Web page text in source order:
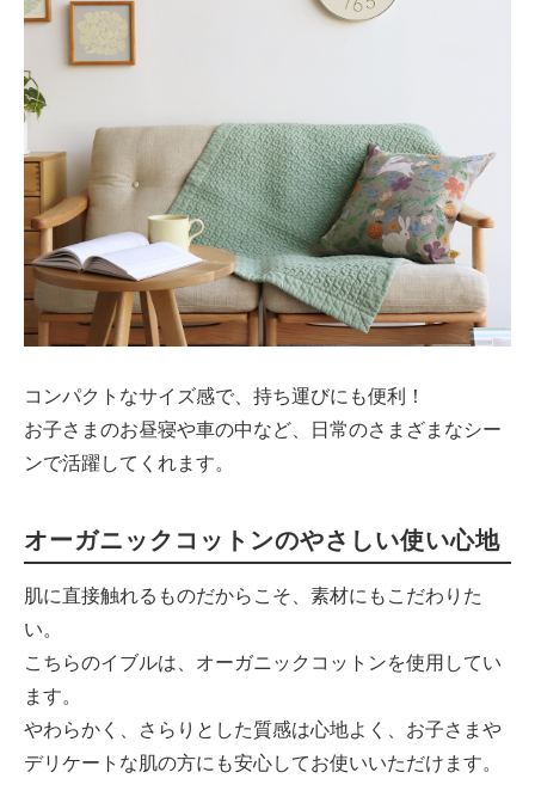
コンパクトなサイズ感で、持ち運びにも便利！
お子さまのお昼寝や車の中など、日常のさまざまなシー
ンで活躍してくれます。
オーガニックコットンのやさしい使い心地
肌に直接触れるものだからこそ、素材にもこだわりた
い。
こちらのイブルは、オーガニックコットンを使用してい
ます。
やわらかく、さらりとした質感は心地よく、お子さまや
デリケートな肌の方にも安心してお使いいただけます。